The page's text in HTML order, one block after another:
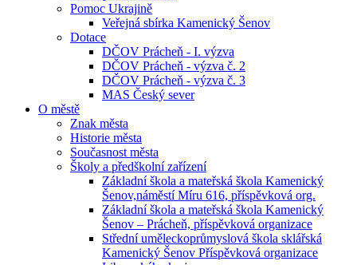
Pomoc Ukrajině
Veřejná sbírka Kamenický Šenov
Dotace
DČOV Prácheň - I. výzva
DČOV Prácheň - výzva č. 2
DČOV Prácheň - výzva č. 3
MAS Český sever
O městě
Znak města
Historie města
Současnost města
Školy a předškolní zařízení
Základní škola a mateřská škola Kamenický
Šenov,náměstí Míru 616, příspěvková org.
Základní škola a mateřská škola Kamenický
Šenov – Prácheň, příspěvková organizace
Střední uměleckoprůmyslová škola sklářská
Kamenický Šenov Příspěvková organizace